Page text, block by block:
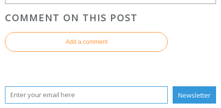
COMMENT ON THIS POST
Add a comment